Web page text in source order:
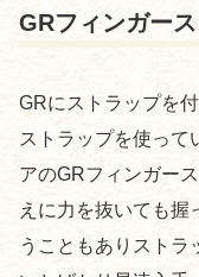
GRフィンガー
GRにストラップを
ストラップを使って
アのGRフィンガー
えに力を抜いても握
うこともありストラ